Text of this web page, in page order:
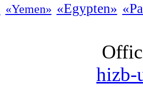
«Yemen» «Egypten»
hizb-